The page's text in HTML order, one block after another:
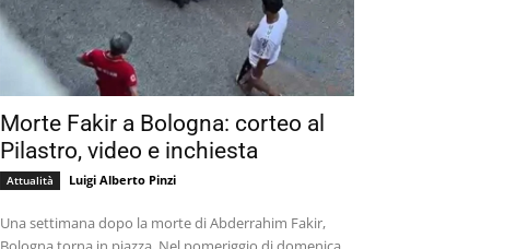
Morte Fakir a Bologna: corteo al
Pilastro, video e inchiesta
Attualità Luigi Alberto Pinzi
Una settimana dopo la morte di Abderrahim Fakir,